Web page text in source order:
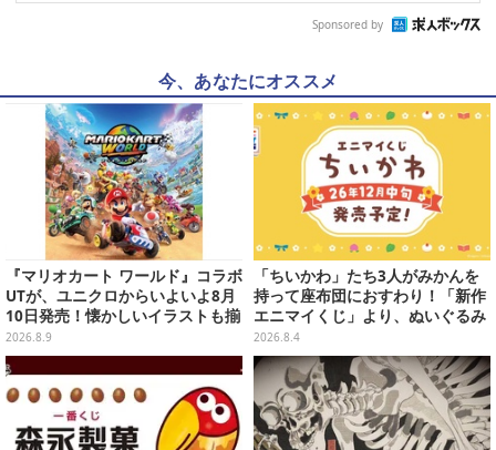
Sponsored by
今、あなたにオススメ
『マリオカート ワールド』コラボ
UTが、ユニクロからいよいよ8月
10日発売！懐かしいイラストも揃
えた全12種類
2026.8.9
「ちいかわ」たち3人がみかんを
持って座布団におすわり！「新作
エニマイくじ」より、ぬいぐるみ
画像が初公開
2026.8.4